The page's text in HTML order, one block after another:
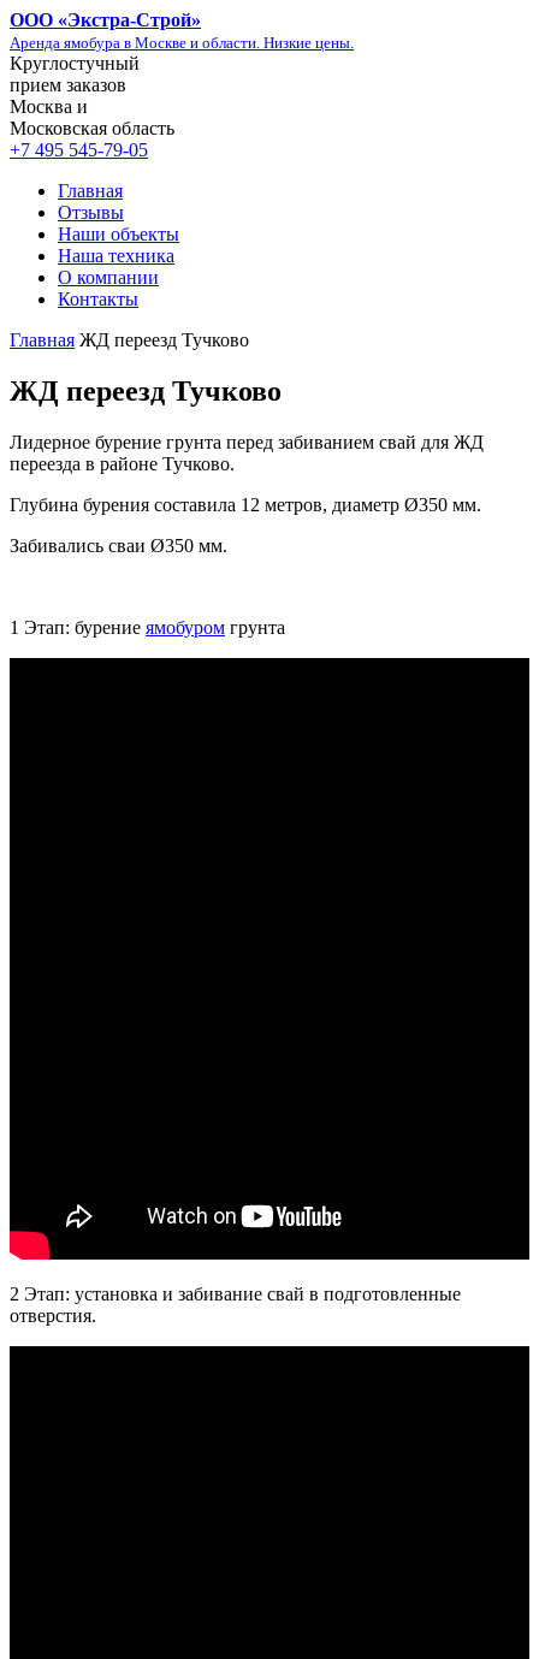
ООО «Экстра-Строй»
Аренда ямобура в Москве и области. Низкие цены.
Круглостучный
прием заказов
Москва и
Московская область
+7 495 545-79-05
Главная
Отзывы
Наши объекты
Наша техника
О компании
Контакты
Главная ЖД переезд Тучково
ЖД переезд Тучково
Лидерное бурение грунта перед забиванием свай для ЖД
переезда в районе Тучково.
Глубина бурения составила 12 метров, диаметр Ø350 мм.
Забивались сваи Ø350 мм.
1 Этап: бурение ямобуром грунта
2 Этап: установка и забивание свай в подготовленные
отверстия.